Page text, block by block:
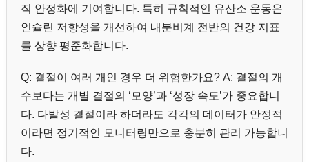
직 안정화에 기여합니다. 특히 규칙적인 유산소 운동은
인슐린 저항성을 개선하여 내분비계 전반의 건강 지표
를 상향 평준화합니다.
Q: 결절이 여러 개인 경우 더 위험한가요? A: 결절의 개
수보다는 개별 결절의 ‘모양’과 ‘성장 속도’가 중요합니
다. 다발성 결절이라 하더라도 각각의 데이터가 안정적
이라면 정기적인 모니터링만으로 충분히 관리 가능합니
다.